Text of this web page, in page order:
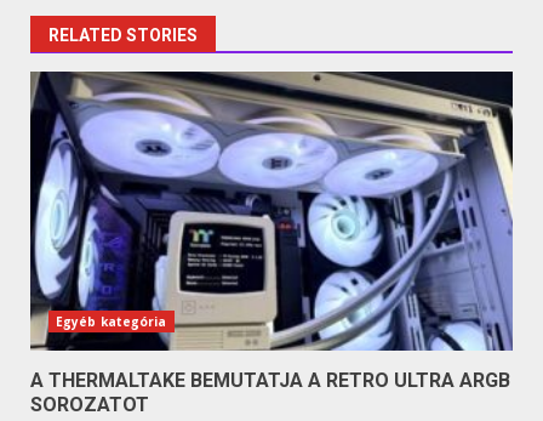
RELATED STORIES
Egyéb kategória
A THERMALTAKE BEMUTATJA A RETRO ULTRA ARGB
SOROZATOT